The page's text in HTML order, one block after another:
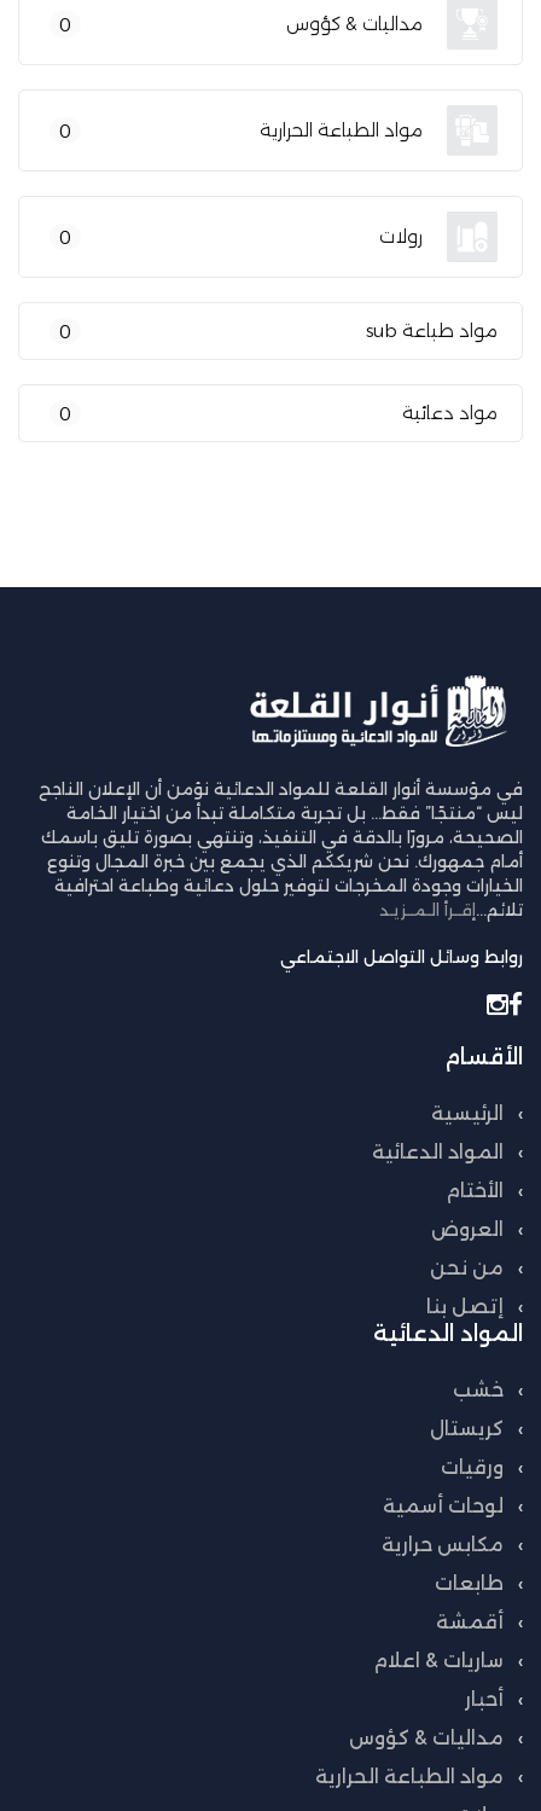
مداليات & كؤوس 0
مواد الطباعة الحرارية 0
رولات 0
مواد طباعة sub 0
مواد دعائية 0
في مؤسسة أنوار القلعة للمواد الدعائية نؤمن أن الإعلان الناجح
ليس “منتجًا” فقط… بل تجربة متكاملة تبدأ من اختيار الخامة
الصحيحة، مرورًا بالدقة في التنفيذ، وتنتهي بصورة تليق باسمك
أمام جمهورك. نحن شريككم الذي يجمع بين خبرة المجال وتنوع
الخيارات وجودة المخرجات لتوفير حلول دعائية وطباعة احترافية
تلائم... إقــرأ الـمــزيـد
روابط وسائل التواصل الاجتماعي
الأقسام
الرئيسية
المواد الدعائية
الأختام
العروض
من نحن
إتصل بنا
المواد الدعائية
خشب
كريستال
ورقيات
لوحات أسمية
مكابس حرارية
طابعات
أقمشة
ساريات & اعلام
أحبار
مداليات & كؤوس
مواد الطباعة الحرارية